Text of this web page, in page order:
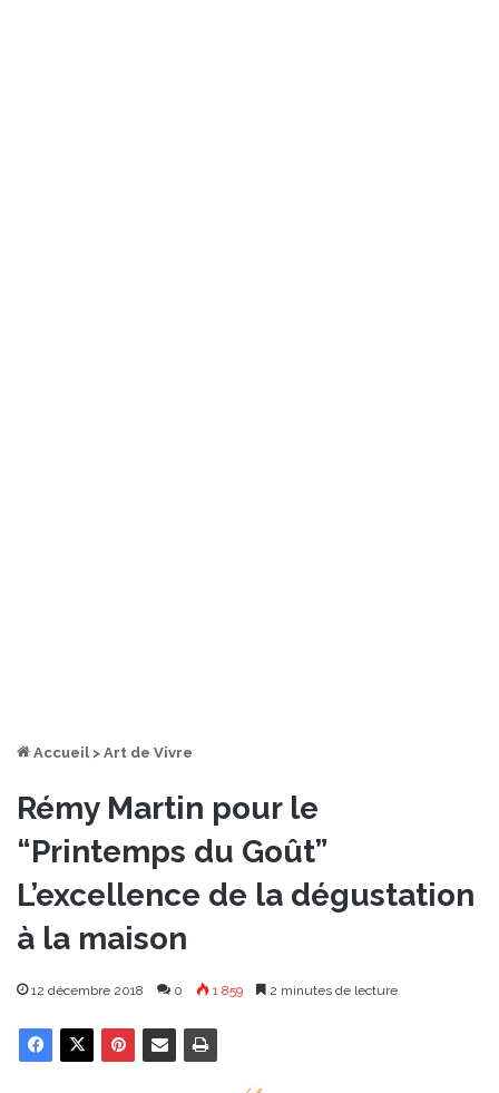
Accueil > Art de Vivre
Rémy Martin pour le
“Printemps du Goût”
L’excellence de la dégustation
à la maison
12 décembre 2018 0 1 859 2 minutes de lecture